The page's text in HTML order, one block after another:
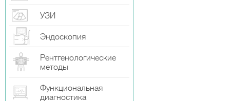
УЗИ
Эндоскопия
Рентгенологические
методы
Функциональная
диагностика